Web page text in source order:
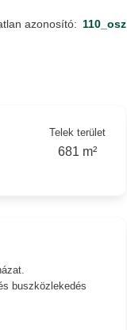
azonosító: 110_osz
Telek terület
681 m²
buszközlekedés